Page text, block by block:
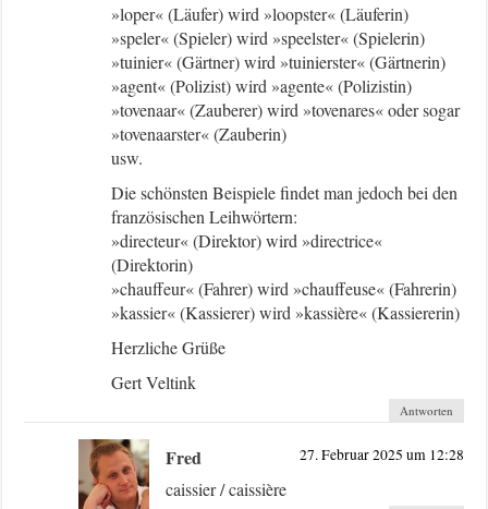
»loper« (Läufer) wird »loopster« (Läuferin)
»speler« (Spieler) wird »speelster« (Spielerin)
»tuinier« (Gärtner) wird »tuinierster« (Gärtnerin)
»agent« (Polizist) wird »agente« (Polizistin)
»tovenaar« (Zauberer) wird »tovenares« oder sogar
»tovenaarster« (Zauberin)
usw.
Die schönsten Beispiele findet man jedoch bei den
französischen Leihwörtern:
»directeur« (Direktor) wird »directrice«
(Direktorin)
»chauffeur« (Fahrer) wird »chauffeuse« (Fahrerin)
»kassier« (Kassierer) wird »kassière« (Kassiererin)
Herzliche Grüße
Gert Veltink
Antworten
Fred 27. Februar 2025 um 12:28
caissier / caissière